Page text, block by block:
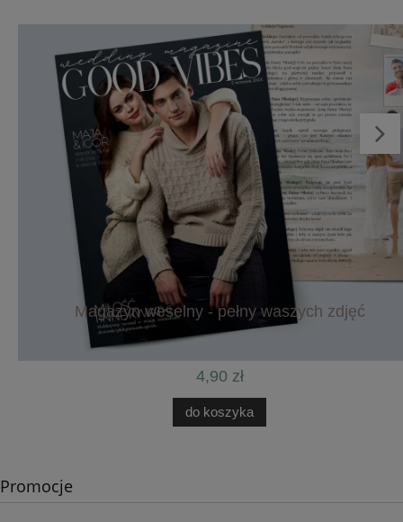
Magazyn weselny - pełny waszych zdjęć
4,90 zł
do koszyka
Promocje